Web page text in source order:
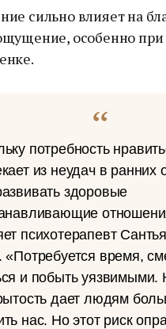
сильно влияет на
особенно при
потребность
из неудач в ранних
здоровые
психотерапевт
«Потребуется время,
и побыть уязвимыми.
дает людям
нас. Но этот риск